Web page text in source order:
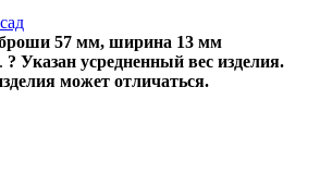
57 мм, ширина 13 мм
? Указан усредненный вес изделия.
может отличаться.